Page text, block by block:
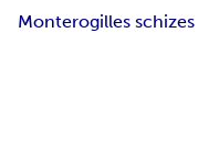
Monterogilles schizes